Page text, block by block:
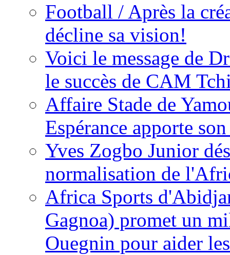
Football / Après la
décline sa vision!
Voici le message de
le succès de CAM
Affaire Stade de
Espérance apporte
Yves Zogbo Junior
normalisation de
Africa Sports
Gagnoa) promet un
Ouegnin pour aider